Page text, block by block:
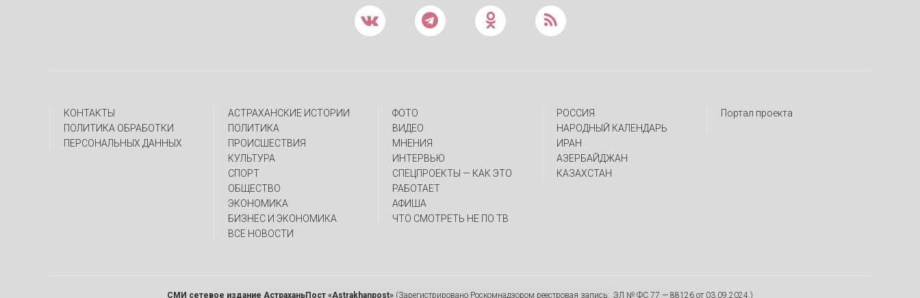
КОНТАКТЫ
ПОЛИТИКА ОБРАБОТКИ
ПЕРСОНАЛЬНЫХ ДАННЫХ
АСТРАХАНСКИЕ ИСТОРИИ
ПОЛИТИКА
ПРОИСШЕСТВИЯ
КУЛЬТУРА
СПОРТ
ОБЩЕСТВО
ЭКОНОМИКА
БИЗНЕС И ЭКОНОМИКА
ВСЕ НОВОСТИ
ФОТО
ВИДЕО
МНЕНИЯ
ИНТЕРВЬЮ
CПЕЦПРОЕКТЫ — КАК ЭТО
РАБОТАЕТ
АФИША
ЧТО СМОТРЕТЬ НЕ ПО ТВ
РОССИЯ
НАРОДНЫЙ КАЛЕНДАРЬ
ИРАН
АЗЕРБАЙДЖАН
КАЗАХСТАН
Портал проекта
СМИ сетевое издание АстраханьПост «Astrakhanpost» (Зарегистрировано Роскомнадзором реестровая запись: ЭЛ № ФС 77 — 88126 от 03.09.2024.)